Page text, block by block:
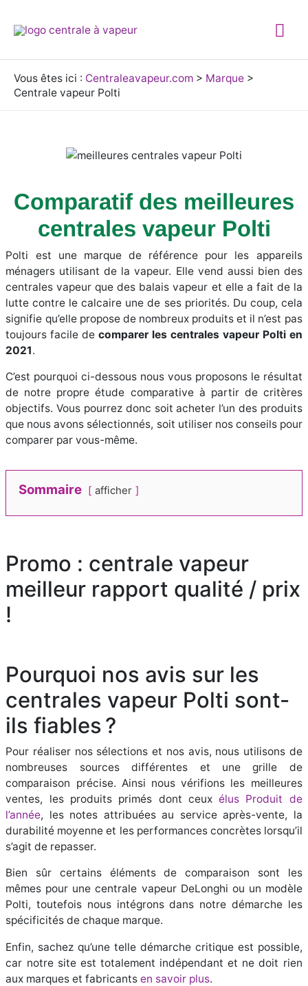
contenu
Vous êtes ici : Centraleavapeur.com > Marque >
Centrale vapeur Polti
Comparatif des meilleures
centrales vapeur Polti
Polti est une marque de référence pour les appareils
ménagers utilisant de la vapeur. Elle vend aussi bien des
centrales vapeur que des balais vapeur et elle a fait de la
lutte contre le calcaire une de ses priorités. Du coup, cela
signifie qu’elle propose de nombreux produits et il n’est pas
toujours facile decomparer les centrales vapeur Polti en
2021.
C’est pourquoi ci-dessous nous vous proposons le résultat
de notre propre étude comparative à partir de critères
objectifs. Vous pourrez donc soit acheter l’un des produits
que nous avons sélectionnés, soit utiliser nos conseils pour
comparer par vous-même.
Sommaire afficher
Promo : centrale vapeur
meilleur rapport qualité / prix
!
​Pourquoi nos avis sur les
centrales vapeur Polti sont-
ils fiables ?
Pour réaliser nos sélections et nos avis, nous utilisons de
nombreuses sources différentes et une grille de
comparaison précise. Ainsi nous vérifions les meilleures
ventes, les produits primés dont ceuxélus Produit de
l’année, les notes attribuées au service après-vente, la
durabilité moyenne et les performances concrètes lorsqu’il
s’agit de repasser.
Bien sûr certains éléments de comparaison sont les
mêmes pour une centrale vapeur DeLonghi ou un modèle
Polti, toutefois nous intégrons dans notre démarche les
spécificités de chaque marque.
Enfin, sachez qu’une telle démarche critique est possible,
car notre site est totalement indépendant et ne doit rien
aux marques et fabricantsen savoir plus.